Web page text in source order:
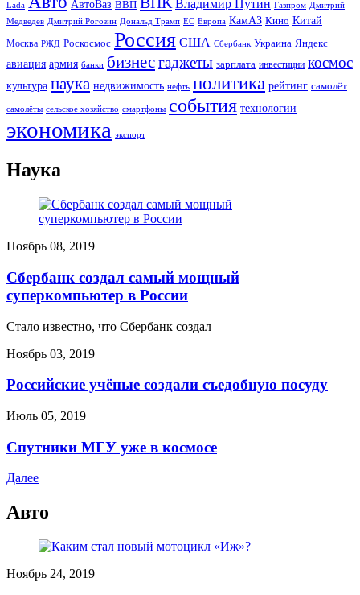
Lada АвтоВаз ВВП Владимир Путин Газпром Дмитрий
Медведев Дмитрий Рогозин Дональд Трамп ЕС Европа КамАЗ Кино Китай
Москва РЖД Роскосмос Россия США Сбербанк Украина Яндекс
авиация армия банки бизнесгаджеты зарплата инвестиции космос
культура наука недвижимость нефть политика рейтинг самолёт
самолёты сельское хозяйство смартфоны события технологии
экономика экспорт
Наука
Ноябрь 08, 2019
Сбербанк создал самый мощный
суперкомпьютер в России
Стало известно, что Сбербанк создал
Ноябрь 03, 2019
Российские учёные создали съедобную посуду
Июль 05, 2019
Спутники МГУ уже в космосе
Далее
Авто
Ноябрь 24, 2019